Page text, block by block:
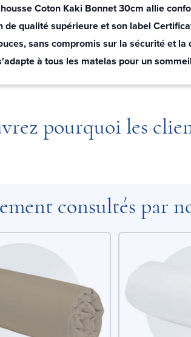
Coton Kaki Bonnet 30cm allie
de qualité supérieure et son label
sans compromis sur la sécurité et
à tous les matelas pour un
pourquoi les
consultés par